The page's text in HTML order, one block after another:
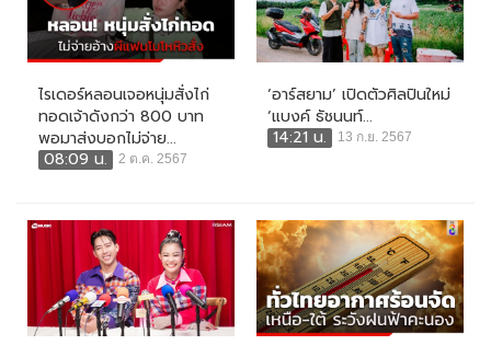
ไรเดอร์หลอนเจอหนุ่มสั่งไก่
ทอดเจ้าดังกว่า 800 บาท
พอมาส่งบอกไม่จ่าย...
08:09 น.
2 ต.ค. 2567
‘อาร์สยาม’ เปิดตัวศิลปินใหม่
‘แบงค์ ธัชนนท์...
14:21 น.
13 ก.ย. 2567